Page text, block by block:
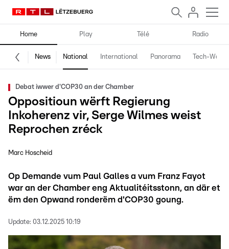
Home Play Télé Radio
News National International Panorama Tech-World
Debat iwwer d'COP30 an der Chamber
Oppositioun wërft Regierung
Inkoherenz vir, Serge Wilmes weist
Reprochen zréck
Marc Hoscheid
Op Demande vum Paul Galles a vum Franz Fayot
war an der Chamber eng Aktualitéitsstonn, an där et
ëm den Opwand ronderëm d'COP30 goung.
Update: 03.12.2025 10:19